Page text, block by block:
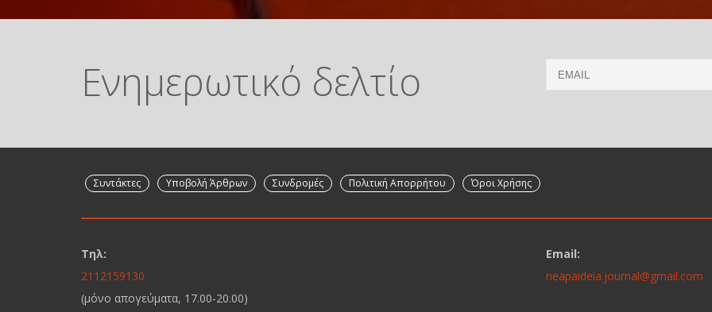
Ενημερωτικό δελτίο Email
Συντάκτες Υποβολή Άρθρων Συνδρομές Πολιτική Απορρήτου Όροι Χρήσης
Τηλ:
2112159130
(μόνο απογεύματα, 17.00-20.00)
Email:
neapaideia.journal@gmail.com